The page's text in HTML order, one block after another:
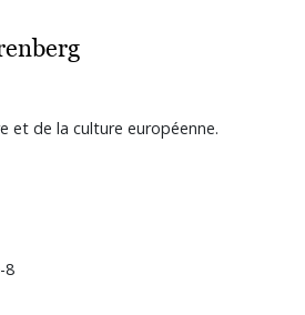
et de la culture européenne.
8